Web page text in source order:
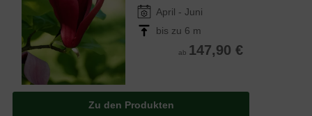
April - Juni
bis zu 6 m
ab 147,90 €
Zu den Produkten